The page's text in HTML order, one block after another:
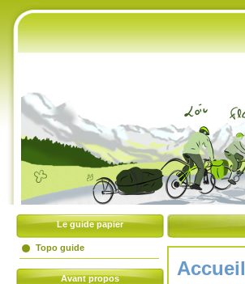
Le guide papier
Topo guide
Avant propos Accueil